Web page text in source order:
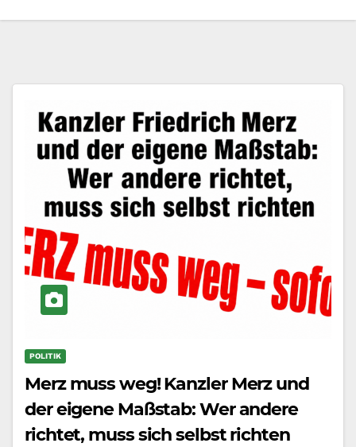
POLITIK
Merz muss weg! Kanzler Merz und
der eigene Maßstab: Wer andere
richtet, muss sich selbst richten